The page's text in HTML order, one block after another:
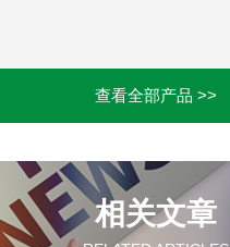
查看全部产品 >>
相关文章